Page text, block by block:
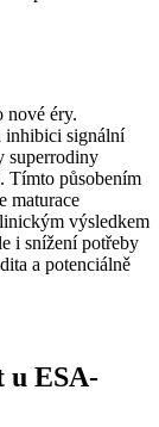
nové éry.
inhibici signální
superrodiny
Tímto působením
maturace
výsledkem
i snížení potřeby
a potenciálně
u ESA-